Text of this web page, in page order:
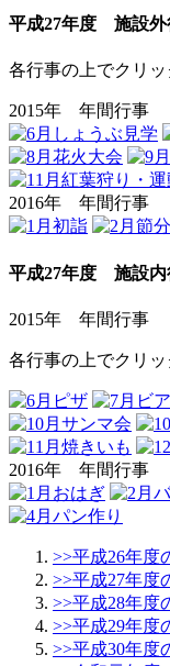
平成27年度 施設外
各行事の上でクリッ
2015年 年間行事
2016年 年間行事
平成27年度 施設内
2015年 年間行事
各行事の上でクリッ
2016年 年間行事
>>平成26年度
>>平成27年度
>>平成28年度
>>平成29年度
>>平成30年度